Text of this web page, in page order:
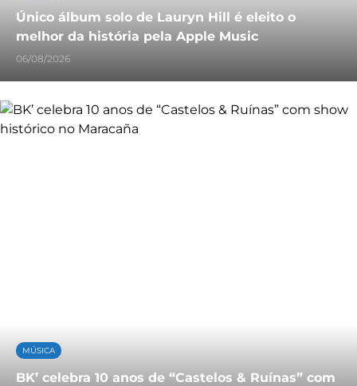
Único álbum solo de Lauryn Hill é eleito o
melhor da história pela Apple Music
06/08/2026
MÚSICA
BK’ celebra 10 anos de “Castelos & Ruínas” com